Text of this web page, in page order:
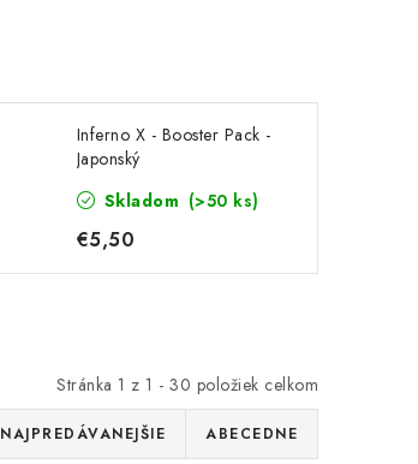
Inferno X - Booster Pack -
Japonský
Skladom (>50 ks)
€5,50
Stránka 1 z 1 - 30 položiek celkom
NAJPREDÁVANEJŠIE ABECEDNE